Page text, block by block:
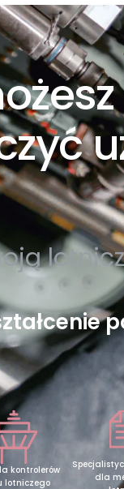
kontrolerów
lotniczego
dla